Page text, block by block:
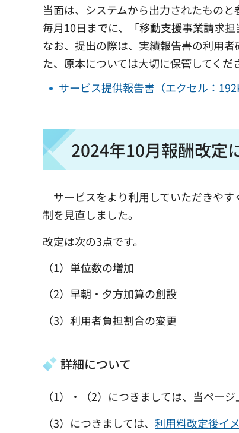
当面は、システムから出力されたものと
毎月10日までに、「移動支援事業請求
なお、提出の際は、実績報告書の利用
た、原本については大切に保管してくだ
サービス提供報告書（エクセル：
2024年10月報酬改定
サービスをより利用していただきや
制を見直しました。
改定は次の3点です。
（1）単位数の増加
（2）早朝・夕方加算の創設
（3）利用者負担割合の変更
詳細について
（1）・（2）につきましては、当ペー
（3）につきましては、 利用料改定後イ